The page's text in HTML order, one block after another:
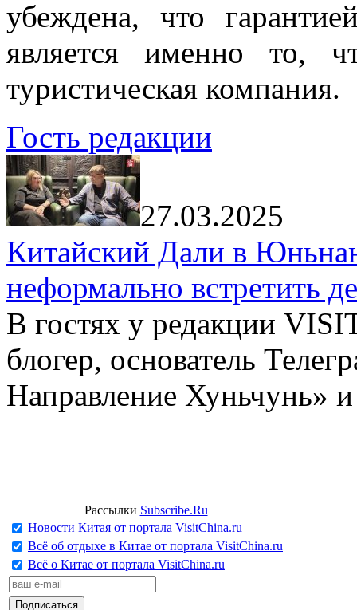
убеждена, что
является именно то,
туристическая компания.
Гость редакции
27.03.2025
Китайский Дали в
неформально встретить
В гостях у редакции
блогер, основатель
Направление Хуньчунь»
Рассылки Subscribe.Ru
Новости Китая от портала VisitChina.ru
Всё об отдыхе в Китае от портала VisitChina.ru
Всё о Китае от портала VisitChina.ru